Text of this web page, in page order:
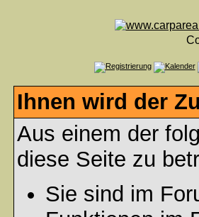
Ihnen wird der
Aus einem der
diese Seite zu
Sie sind im